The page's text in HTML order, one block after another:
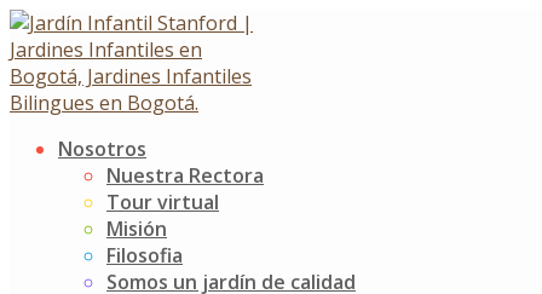
Skip
to
content
Nosotros
Nuestra Rectora
Tour virtual
Misión
Filosofia
Somos un jardín de calidad
Votaciones
Votaciones
6 noviembre, 2019